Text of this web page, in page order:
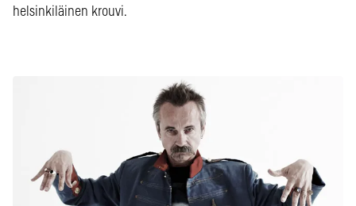
helsinkiläinen krouvi.